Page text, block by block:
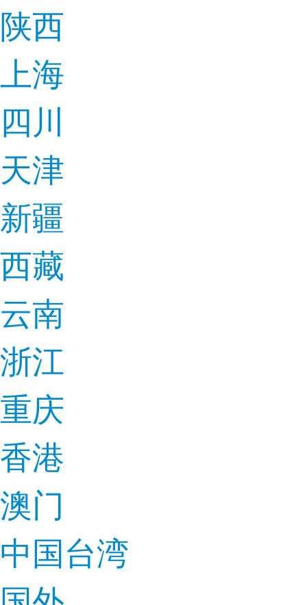
陕西
上海
四川
天津
新疆
西藏
云南
浙江
重庆
香港
澳门
中国台湾